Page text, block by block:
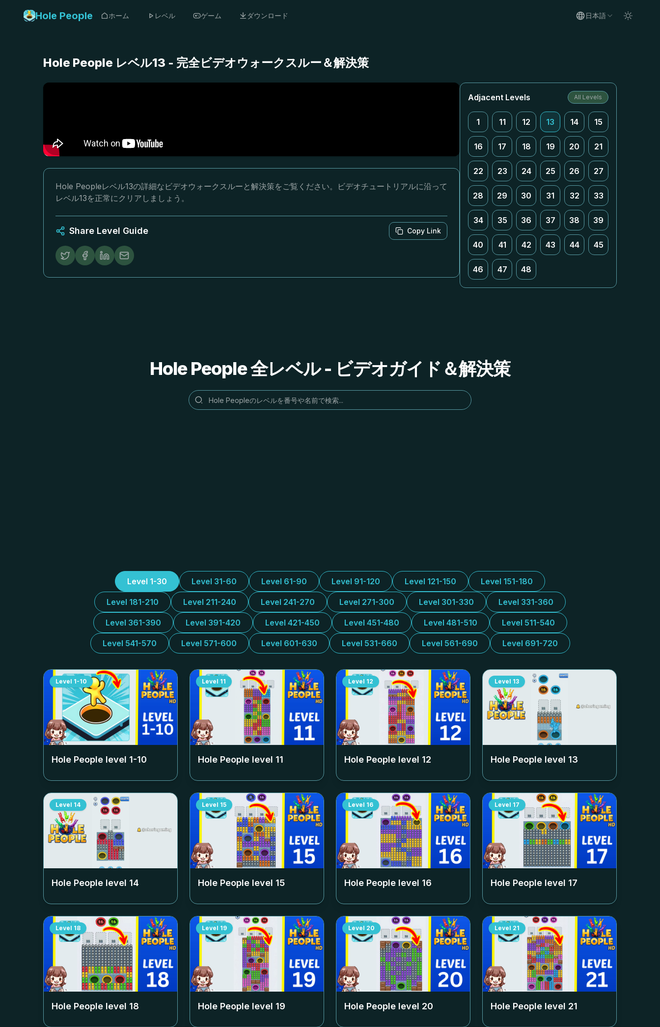
Hole People ホーム レベル ゲーム ダウンロード 日本語
Hole People レベル13 - 完全ビデオウォークスルー＆解決策
Hole Peopleレベル13の詳細なビデオウォークスルーと解決策をご覧ください。ビデオチュートリアルに沿って
レベル13を正常にクリアしましょう。
Share Level Guide Copy Link
Adjacent Levels All Levels
1 11 12 13 14 15
16 17 18 19 20 21
22 23 24 25 26 27
28 29 30 31 32 33
34 35 36 37 38 39
40 41 42 43 44 45
46 47 48
Hole People 全レベル - ビデオガイド＆解決策
Level 1-30 Level 31-60 Level 61-90 Level 91-120 Level 121-150 Level 151-180
Level 181-210 Level 211-240 Level 241-270 Level 271-300 Level 301-330 Level 331-360
Level 361-390 Level 391-420 Level 421-450 Level 451-480 Level 481-510 Level 511-540
Level 541-570 Level 571-600 Level 601-630 Level 531-660 Level 561-690 Level 691-720
Level 1-10
Hole People level 1-10
Level 11
Hole People level 11
Level 12
Hole People level 12
Level 13
Hole People level 13
Level 14
Hole People level 14
Level 15
Hole People level 15
Level 16
Hole People level 16
Level 17
Hole People level 17
Level 18
Hole People level 18
Level 19
Hole People level 19
Level 20
Hole People level 20
Level 21
Hole People level 21